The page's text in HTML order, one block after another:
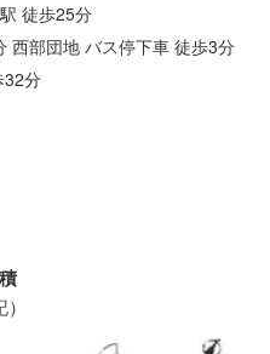
徒歩25分
西部団地 バス停下車 徒歩3分
32分